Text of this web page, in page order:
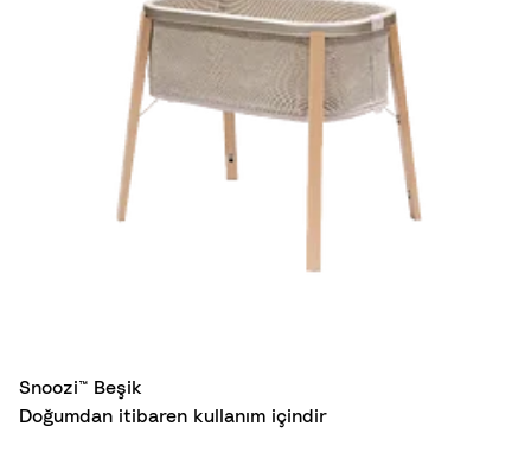
Snoozi™ Beşik
Doğumdan itibaren kullanım içindir